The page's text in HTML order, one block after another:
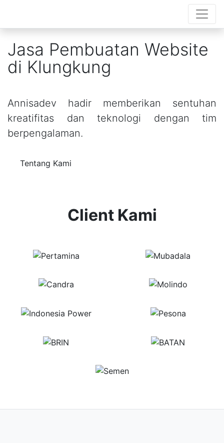
Jasa Pembuatan Website
di Klungkung
Annisadev hadir memberikan sentuhan
kreatifitas dan teknologi dengan tim
berpengalaman.
Tentang Kami
Client Kami